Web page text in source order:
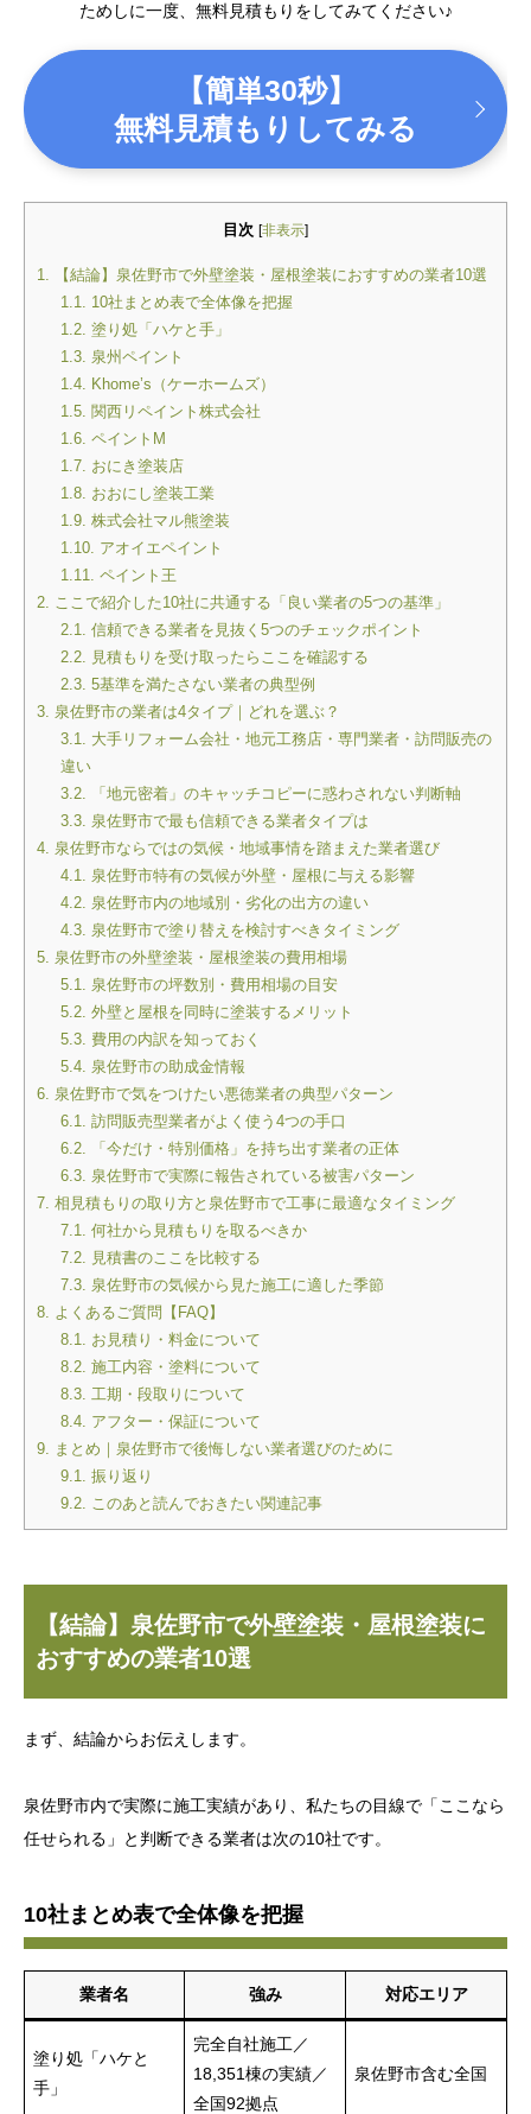
ためしに一度、無料見積もりをしてみてください♪
【簡単30秒】
無料見積もりしてみる
目次 [非表示]
1. 【結論】泉佐野市で外壁塗装・屋根塗装におすすめの業者10選
1.1. 10社まとめ表で全体像を把握
1.2. 塗り処「ハケと手」
1.3. 泉州ペイント
1.4. Khome’s（ケーホームズ）
1.5. 関西リペイント株式会社
1.6. ペイントM
1.7. おにき塗装店
1.8. おおにし塗装工業
1.9. 株式会社マル熊塗装
1.10. アオイエペイント
1.11. ペイント王
2. ここで紹介した10社に共通する「良い業者の5つの基準」
2.1. 信頼できる業者を見抜く5つのチェックポイント
2.2. 見積もりを受け取ったらここを確認する
2.3. 5基準を満たさない業者の典型例
3. 泉佐野市の業者は4タイプ｜どれを選ぶ？
3.1. 大手リフォーム会社・地元工務店・専門業者・訪問販売の
違い
3.2. 「地元密着」のキャッチコピーに惑わされない判断軸
3.3. 泉佐野市で最も信頼できる業者タイプは
4. 泉佐野市ならではの気候・地域事情を踏まえた業者選び
4.1. 泉佐野市特有の気候が外壁・屋根に与える影響
4.2. 泉佐野市内の地域別・劣化の出方の違い
4.3. 泉佐野市で塗り替えを検討すべきタイミング
5. 泉佐野市の外壁塗装・屋根塗装の費用相場
5.1. 泉佐野市の坪数別・費用相場の目安
5.2. 外壁と屋根を同時に塗装するメリット
5.3. 費用の内訳を知っておく
5.4. 泉佐野市の助成金情報
6. 泉佐野市で気をつけたい悪徳業者の典型パターン
6.1. 訪問販売型業者がよく使う4つの手口
6.2. 「今だけ・特別価格」を持ち出す業者の正体
6.3. 泉佐野市で実際に報告されている被害パターン
7. 相見積もりの取り方と泉佐野市で工事に最適なタイミング
7.1. 何社から見積もりを取るべきか
7.2. 見積書のここを比較する
7.3. 泉佐野市の気候から見た施工に適した季節
8. よくあるご質問【FAQ】
8.1. お見積り・料金について
8.2. 施工内容・塗料について
8.3. 工期・段取りについて
8.4. アフター・保証について
9. まとめ｜泉佐野市で後悔しない業者選びのために
9.1. 振り返り
9.2. このあと読んでおきたい関連記事
【結論】泉佐野市で外壁塗装・屋根塗装に
おすすめの業者10選
まず、結論からお伝えします。
泉佐野市内で実際に施工実績があり、私たちの目線で「ここなら
任せられる」と判断できる業者は次の10社です。
10社まとめ表で全体像を把握
業者名 強み 対応エリア
塗り処「ハケと
手」
完全自社施工／
18,351棟の実績／
全国92拠点
泉佐野市含む全国